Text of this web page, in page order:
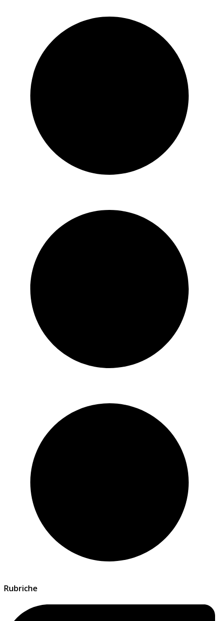
Rubriche